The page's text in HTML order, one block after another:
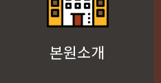
본원소개